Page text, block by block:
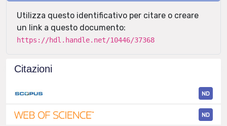
Utilizza questo identificativo per citare o creare
un link a questo documento:
https://hdl.handle.net/10446/37368
Citazioni
ND
ND